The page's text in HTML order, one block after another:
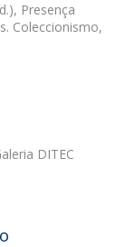
Presença
Coleccionismo,
DITEC